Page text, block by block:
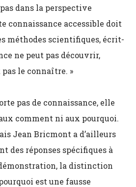
dans la perspective
connaissance accessible doit
méthodes scientifiques, écrit-
ne peut pas découvrir,
le connaître. »
pas de connaissance, elle
comment ni aux pourquoi.
Jean Bricmont a d’ailleurs
des réponses spécifiques à
la distinction
est une fausse